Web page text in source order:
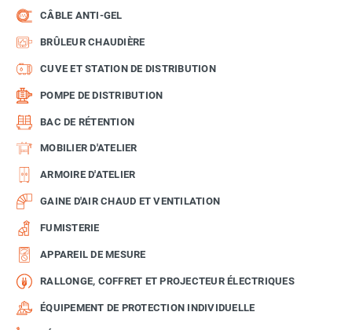
CÂBLE ANTI-GEL
BRÛLEUR CHAUDIÈRE
CUVE ET STATION DE DISTRIBUTION
POMPE DE DISTRIBUTION
BAC DE RÉTENTION
MOBILIER D'ATELIER
ARMOIRE D'ATELIER
GAINE D'AIR CHAUD ET VENTILATION
FUMISTERIE
APPAREIL DE MESURE
RALLONGE, COFFRET ET PROJECTEUR ÉLECTRIQUES
ÉQUIPEMENT DE PROTECTION INDIVIDUELLE